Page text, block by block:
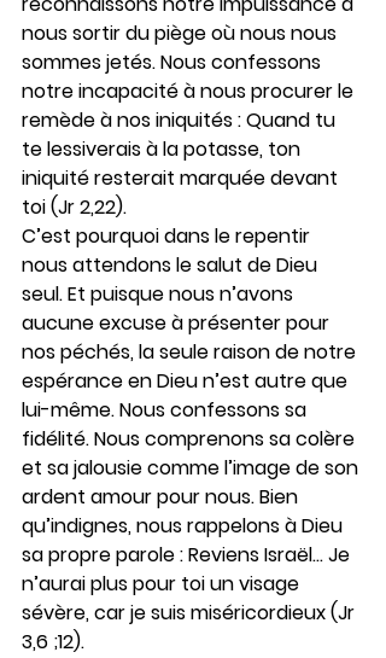
nous sortir du piège où nous nous
sommes jetés. Nous confessons
notre incapacité à nous procurer le
remède à nos iniquités : Quand tu
te lessiverais à la potasse, ton
iniquité resterait marquée devant
toi (Jr 2,22).
C’est pourquoi dans le repentir
nous attendons le salut de Dieu
seul. Et puisque nous n’avons
aucune excuse à présenter pour
nos péchés, la seule raison de notre
espérance en Dieu n’est autre que
lui-même. Nous confessons sa
fidélité. Nous comprenons sa colère
et sa jalousie comme l’image de son
ardent amour pour nous. Bien
qu’indignes, nous rappelons à Dieu
sa propre parole : Reviens Israël… Je
n’aurai plus pour toi un visage
sévère, car je suis miséricordieux (Jr
3,6 ;12).